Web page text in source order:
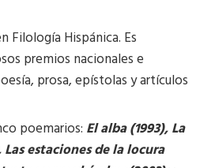
Filología Hispánica. Es
premios nacionales e
prosa, epístolas y artículos
poemarios: El alba (1993), La
estaciones de la locura